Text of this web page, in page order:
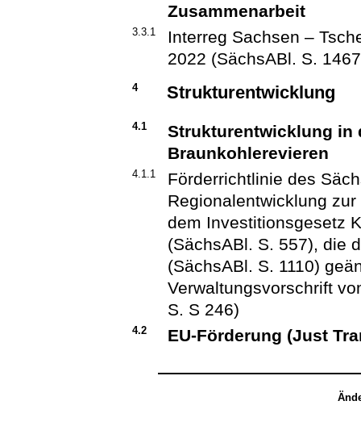
Zusammenarbeit
3.3.1
Interreg Sachsen –
2022 (SächsABl. S.
4 Strukturentwicklung
4.1
Strukturentwicklung in
Braunkohlerevieren
4.1.1
Förderrichtlinie des
Regionalentwicklung
dem Investitionsgesetz
(SächsABl. S. 557), die
(SächsABl. S. 1110)
Verwaltungsvorschrift
S. S 246)
4.2 EU-Förderung (Just